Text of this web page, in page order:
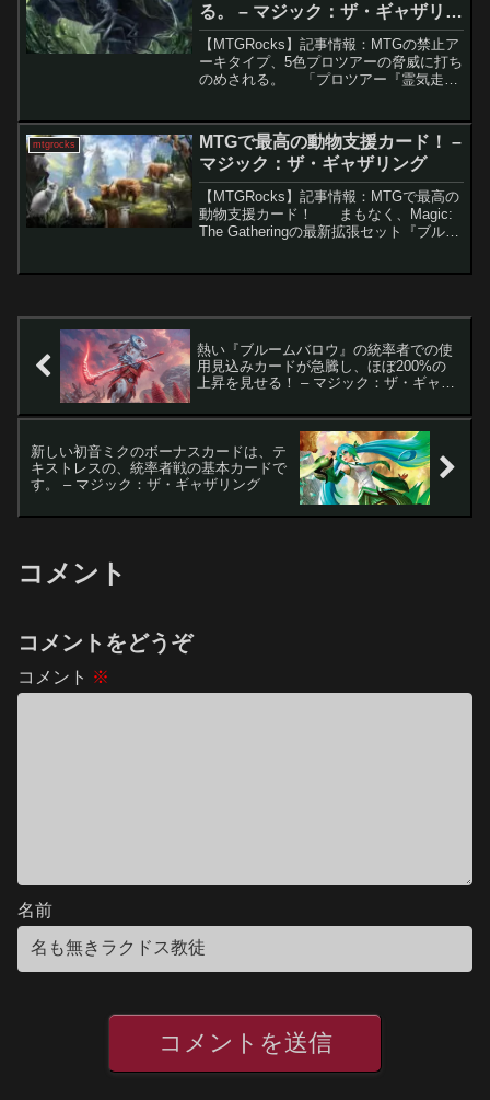
る。 – マジック：ザ・ギャザリン
グ
【MTGRocks】記事情報：MTGの禁止ア
ーキタイプ、5色プロツアーの脅威に打ち
のめされる。 「プロツアー『霊気走
ー・ピクシーが環境を支配する」と考え
ていました...
mtgrocks
MTGで最高の動物支援カード！ –
マジック：ザ・ギャザリング
【MTGRocks】記事情報：MTGで最高の
動物支援カード！ まもなく、Magic:
The Gatheringの最新拡張セット『ブルー
熱い『ブルームバロウ』の統率者での使
用見込みカードが急騰し、ほぼ200%の
上昇を見せる！ – マジック：ザ・ギャザ
新しい初音ミクのボーナスカードは、テ
キストレスの、統率者戦の基本カードで
す。 – マジック：ザ・ギャザリング
コメント
コメントをどうぞ
コメント ※
名前